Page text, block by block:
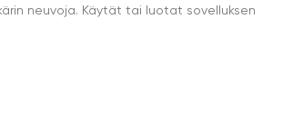
neuvoja. Käytät tai luotat sovelluksen